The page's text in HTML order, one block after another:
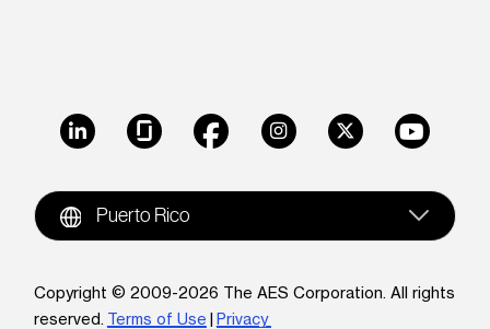
LinkedIn GlassdoorFacebookInstagramX Youtube
Puerto Rico
Copyright © 2009-2026 The AES Corporation. All rights
reserved. Terms of Use | Privacy